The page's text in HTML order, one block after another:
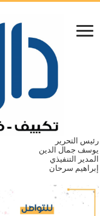
رئيس التحرير
يوسف جمال الدين
المدير التنفيذي
إبراهيم سرحان